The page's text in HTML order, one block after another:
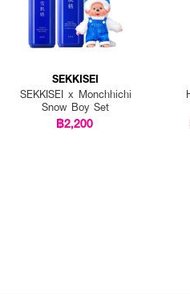
SEKKISEI
SEKKISEI x Monchhichi
Snow Boy Set
฿2,200